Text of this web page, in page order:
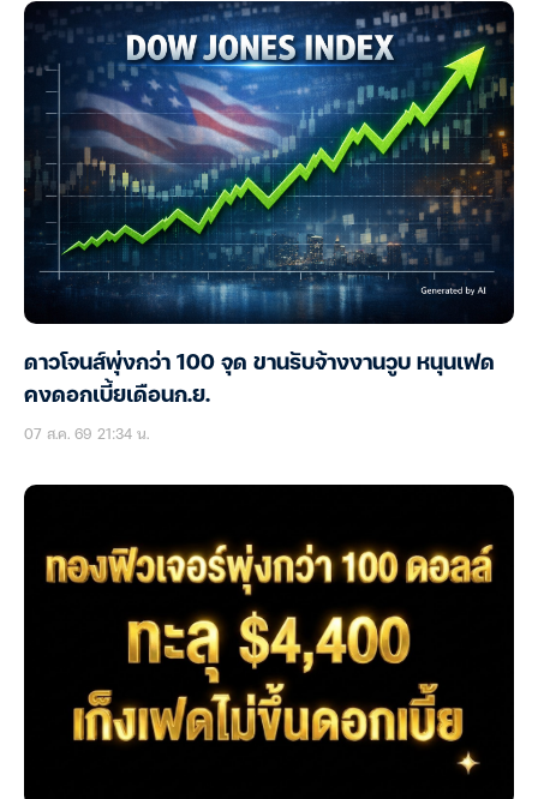
ดาวโจนส์พุ่งกว่า 100 จุด ขานรับจ้างงานวูบ หนุนเฟด
คงดอกเบี้ยเดือนก.ย.
07 ส.ค. 69 21:34 น.